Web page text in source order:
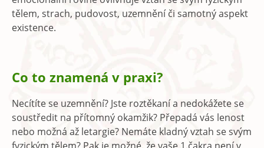
tělem, strach, pudovost, uzemnění či samotný aspekt
existence.
Co to znamená v praxi?
Necítíte se uzemnění? Jste roztěkaní a nedokážete se
soustředit na přítomný okamžik? Přepadá vás lenost
nebo možná až letargie? Nemáte kladný vztah se svým